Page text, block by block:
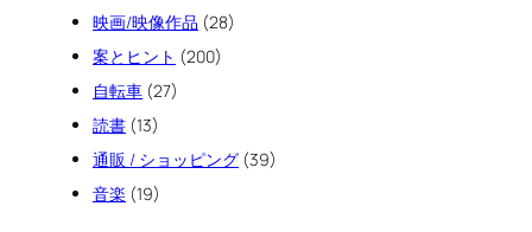
映画/映像作品 (28)
案とヒント (200)
自転車 (27)
読書 (13)
通販 / ショッピング (39)
音楽 (19)